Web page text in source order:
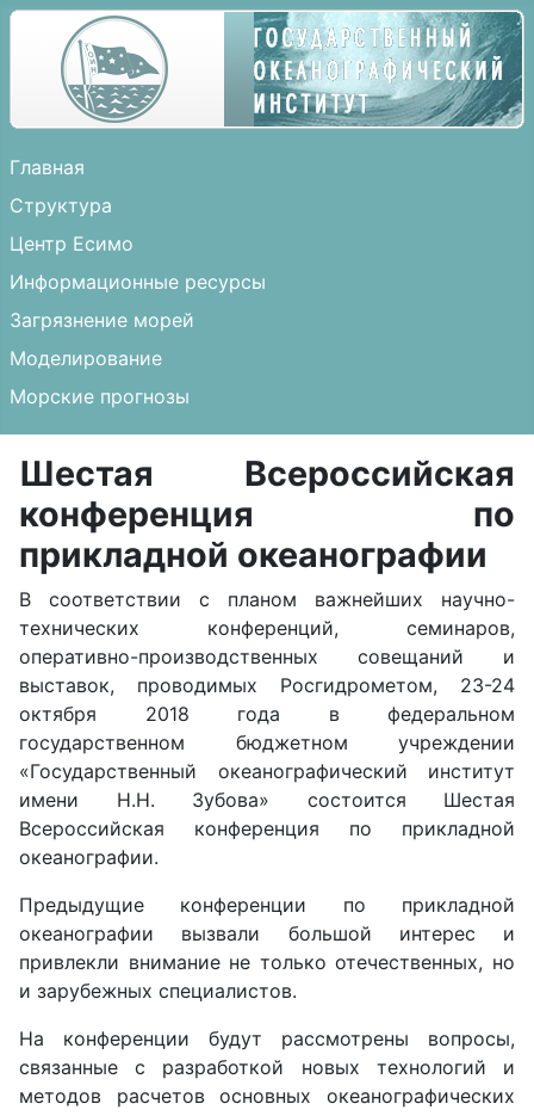
Главная
Структура
Центр Есимо
Информационные ресурсы
Загрязнение морей
Моделирование
Морские прогнозы
Шестая Всероссийская
конференция по
прикладной океанографии
В соответствии с планом важнейших научно-
технических конференций, семинаров,
оперативно-производственных совещаний и
выставок, проводимых Росгидрометом, 23-24
октября 2018 года в федеральном
государственном бюджетном учреждении
«Государственный океанографический институт
имени Н.Н. Зубова» состоится Шестая
Всероссийская конференция по прикладной
океанографии.
Предыдущие конференции по прикладной
океанографии вызвали большой интерес и
привлекли внимание не только отечественных, но
и зарубежных специалистов.
На конференции будут рассмотрены вопросы,
связанные с разработкой новых технологий и
методов расчетов основных океанографических